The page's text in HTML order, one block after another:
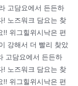
고담요에서 든든하
! 노즈워크 담요는 찾
!! 위그힐위시낙은 편
강해서 더 빨리 찾았
고담요에서 든든하
! 노즈워크 담요는 찾
!! 위그힐위시낙은 편